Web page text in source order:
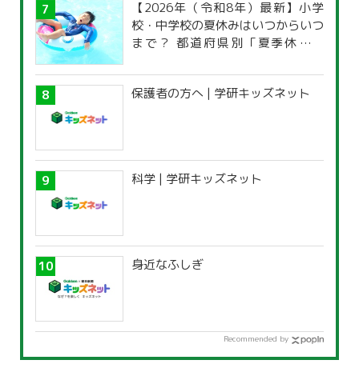
【2026年（令和8年）最新】小学
校・中学校の夏休みはいつからいつ
まで？ 都道府県別「夏季休暇一
保護者の方へ | 学研キッズネット
科学 | 学研キッズネット
身近なふしぎ
Recommended by